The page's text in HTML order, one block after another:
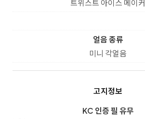
트위스트 아이스 메이커
얼음 종류
미니 각얼음
고지정보
KC 인증 필 유무